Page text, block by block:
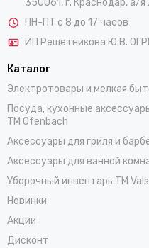
350061, г. Краснодар, а/
ПН-ПТ с 8 до 17 часов
ИП Решетникова Ю.В.
Каталог
Электротовары и мелкая
Посуда, кухонные
TM Ofenbach
Аксессуары для гриля и
Аксессуары для ванной
Уборочный инвентарь TM
Новинки
Акции
Дисконт